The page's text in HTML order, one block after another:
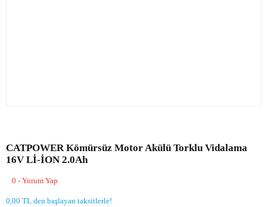
CATPOWER Kömürsüz Motor Akülü Torklu Vidalama
16V Lİ-İON 2.0Ah
0 - Yorum Yap
0,00 TL den başlayan taksitlerle!